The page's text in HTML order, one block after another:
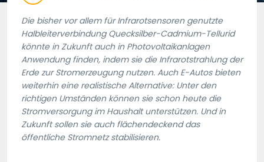
Die bisher vor allem für Infrarotsensoren genutzte
Halbleiterverbindung Quecksilber-Cadmium-Tellurid
könnte in Zukunft auch in Photovoltaikanlagen
Anwendung finden, indem sie die Infrarotstrahlung der
Erde zur Stromerzeugung nutzen. Auch E-Autos bieten
weiterhin eine realistische Alternative: Unter den
richtigen Umständen können sie schon heute die
Stromversorgung im Haushalt unterstützen. Und in
Zukunft sollen sie auch flächendeckend das
öffentliche Stromnetz stabilisieren.